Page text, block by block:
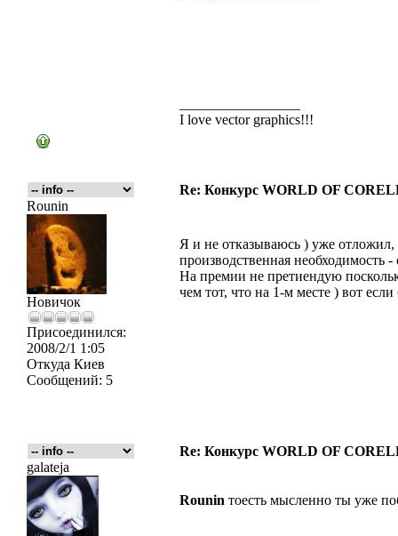
I love vector graphics!!!
Re: Конкурс WORLD OF
Rounin
Новичок
Присоединился:
2008/2/1 1:05
Откуда Киев
Сообщений: 5
Я и не отказываюсь ) уже
производственная необходимость
На премии не претиендую
чем тот, что на 1-м месте ) вот
Re: Конкурс WORLD OF
galateja
Rounin тоесть мысленно ты уже